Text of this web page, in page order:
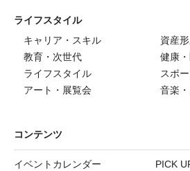
ライフスタイル
キャリア・スキル
資産
教育・次世代
健康
ライフスタイル
スポ
アート・展覧会
音楽
コンテンツ
イベントカレンダー
PICK